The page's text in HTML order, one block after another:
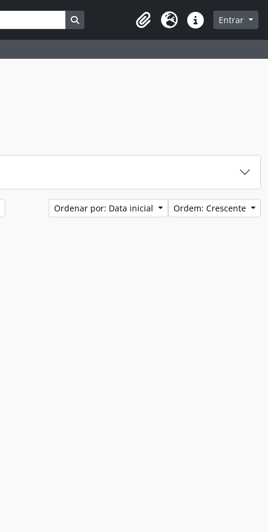
Busque na página de navegação
Área de Transferência
Idioma Atalhos Entrar
Ordenar por: Data inicial Ordem: Crescente